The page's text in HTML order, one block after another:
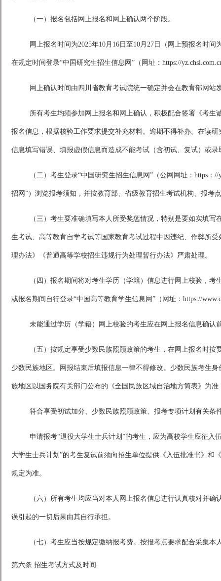
（一）报名包括网上报名和网上确认两个阶段。
网上报名时间为2025年10月16日至10月27日（网上预报名时间
在规定时间登录“中国研究生招生信息网”（网址：https://
网上确认时间由四川省教育考试院统一确定并会在教育部网站
所有考生均须参加网上报名和网上确认，积极配合签署《考
报名信息，根据核验工作要求提交补充材料。逾期不得补办。在读
信息填写错误、填报虚假信息而造成不能考试（含初试、复试）或
（二）考生登录“中国研究生招生信息网”（公网网址：https：
招网”）浏览报考须知，并按教育部、省级教育招生考试机构、报考
（三）考生要准确填写本人所受奖惩情况，特别是要如实填
生考试、高等教育自学考试等国家教育考试过程中因违纪、作弊所
理办法》《普通高等学校招生违规行为处理暂行办法》严肃处理。
（四）报名期间将对考生学历（学籍）信息进行网上校验，
或报名期间自行登录“中国高等教育学生信息网”（网址：https://
未能通过学历（学籍）网上校验的考生应在网上报名信息确认
（五）按规定享受少数民族照顾政策的考生，在网上报名时
少数民族地区。网报结束后填报信息一律不得修改。少数民族考生
族地区以国务院有关部门公布的《全国民族区域自治地方简表》为准
符合享受初试加分、少数民族照顾政策、报考专项计划有关条
申请报考“退役大学生士兵计划”的考生，应为高校学生应征入
大学生士兵计划”的考生复试前须向招生单位提供《入伍批准书》和
规定为准。
（六）所有考生均应当对本人网上报名信息进行认真核对并
误引起的一切后果由其自行承担。
（七）考生应当按规定缴纳报考费。按报考点要求配合采集本
第六条 招生考试方式及时间